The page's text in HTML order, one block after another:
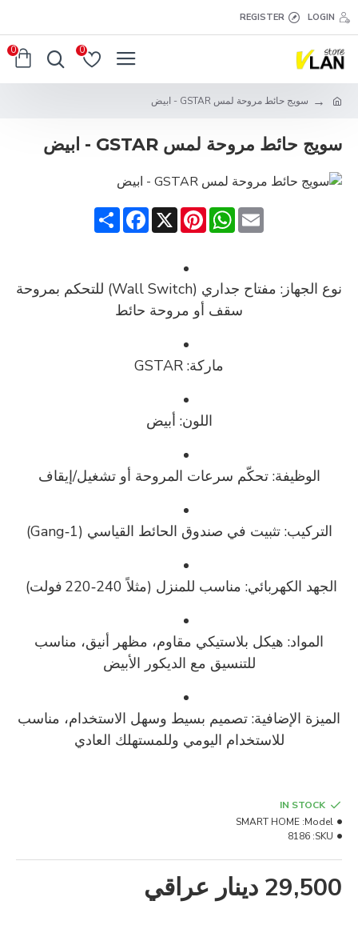
LOGIN
REGISTER
0
0
سويج حائط مروحة لمس GSTAR - ابيض
سويج حائط مروحة لمس GSTAR - ابيض
Share
Facebook X
Pinterest
WhatsAppEmail
نوع الجهاز:
مفتاح جداري (Wall Switch) للتحكم بمروحة
سقف أو مروحة حائط
ماركة: GSTAR
اللون: أبيض
الوظيفة: تحكّم سرعات المروحة أو تشغيل/إيقاف
التركيب: تثبيت في صندوق الحائط القياسي (1‑Gang)
الجهد الكهربائي: مناسب للمنزل (مثلاً ‎220‑240 فولت)
المواد: هيكل بلاستيكي مقاوم، مظهر أنيق، مناسب
للتنسيق مع الديكور الأبيض
الميزة الإضافية: تصميم بسيط وسهل الاستخدام، مناسب
للاستخدام اليومي وللمستهلك العادي
29,500 دينار عراقي
IN STOCK
Model:
SMART HOME
SKU:
8186